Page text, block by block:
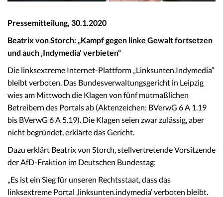
Pressemitteilung, 30.1.2020
Beatrix von Storch: „Kampf gegen linke Gewalt fortsetzen
und auch ‚Indymedia‘ verbieten“
Die linksextreme Internet-Plattform „Linksunten.Indymedia“
bleibt verboten. Das Bundesverwaltungsgericht in Leipzig
wies am Mittwoch die Klagen von fünf mutmaßlichen
Betreibern des Portals ab (Aktenzeichen: BVerwG 6 A 1.19
bis BVerwG 6 A 5.19). Die Klagen seien zwar zulässig, aber
nicht begründet, erklärte das Gericht.
Dazu erklärt Beatrix von Storch, stellvertretende Vorsitzende
der AfD-Fraktion im Deutschen Bundestag:
„Es ist ein Sieg für unseren Rechtsstaat, dass das
linksextreme Portal ‚linksunten.indymedia‘ verboten bleibt.